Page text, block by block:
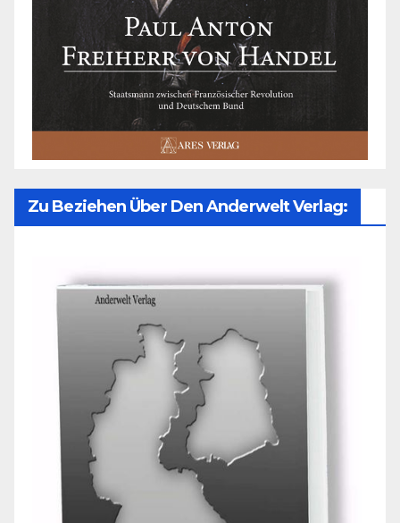
Zu Beziehen Über Den Anderwelt Verlag: